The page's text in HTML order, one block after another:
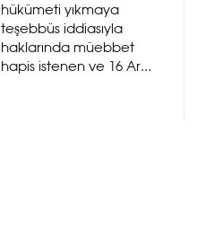
hükümeti yıkmaya
teşebbüs iddiasıyla
haklarında müebbet
hapis istenen ve 16 Ar...